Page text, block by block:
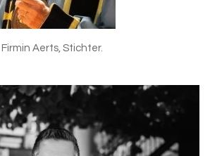
Firmin Aerts, Stichter.